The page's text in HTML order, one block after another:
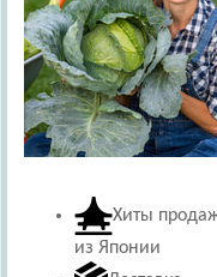
Хиты
из Японии